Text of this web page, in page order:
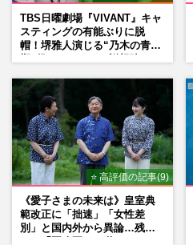
TBS日曜劇場『VIVANT』キャ
スティングの有能ぶりに脱
帽！堺雅人演じる“乃木の青年
マン長男・櫻井海音だった
⭐ 高評価の記事(9)
《愛子さまの未来は》皇室典
範改正に「拙速」「女性差
別」と国内外から異論…残さ